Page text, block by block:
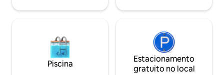
Piscina
Estacionamento
gratuito no local